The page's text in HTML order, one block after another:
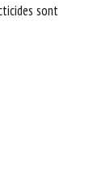
sont